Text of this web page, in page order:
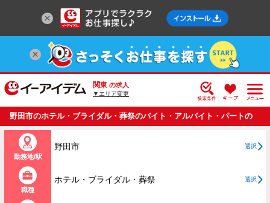
関東 の求人
▼エリア変更
野田市のホテル・ブライダル・葬祭のバイト・アルバイト・パートの
求人情報一覧
勤務地/駅
野田市 選択
職種
ホテル・ブライダル・葬祭 選択